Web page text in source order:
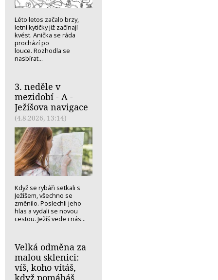
Léto letos začalo brzy,
letní kytičky již začínají
kvést. Anička se ráda
prochází po
louce. Rozhodla se
nasbírat...
3. neděle v
mezidobí - A -
Ježíšova navigace
(4.8.2026, 13:14)
Když se rybáři setkali s
Ježíšem, všechno se
změnilo. Poslechli jeho
hlas a vydali se novou
cestou. Ježíš vede i nás...
Velká odměna za
malou sklenici:
víš, koho vítáš,
když pomáháš